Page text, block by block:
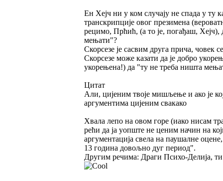
Ен Хејч ни у ком случају не спада у ту
транскрипције овог презимена
рецимо, Прћић, (а то је, погађаш,
мењати"?
Скорсезе је сасвим друга прича, човек
Скорсезе може казати да је добро
укорењена!) да "ту не треба ништа
Цитат
Али, цијеним твоје мишљење и ако је
аргументима цијеним свакако
Хвала лепо на овом горе (иако нисам
рећи да ја уопште не ценим начин на
аргументација свела на паушалне
13 година довољно дуг период".
Другим речима: Драги Психо-Делија,